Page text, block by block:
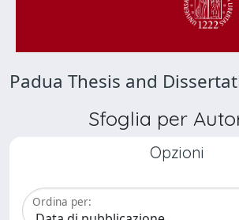
Padua Thesis and
Sfoglia per
Opzioni
Ordina per: